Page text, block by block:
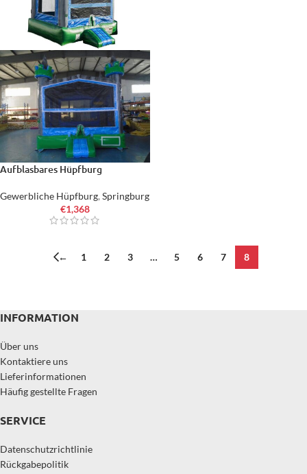
Aufblasbares Hüpfburg
Gewerbliche Hüpfburg, Springburg
€1,368
← 1 2 3 … 5 6 7 8
INFORMATION
Über uns
Kontaktiere uns
Lieferinformationen
Häufig gestellte Fragen
SERVICE
Datenschutzrichtlinie
Rückgabepolitik